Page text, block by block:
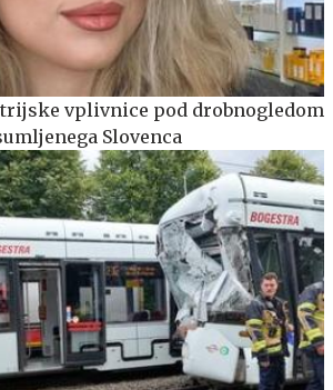
vplivnice pod drobnogledom
Slovenca